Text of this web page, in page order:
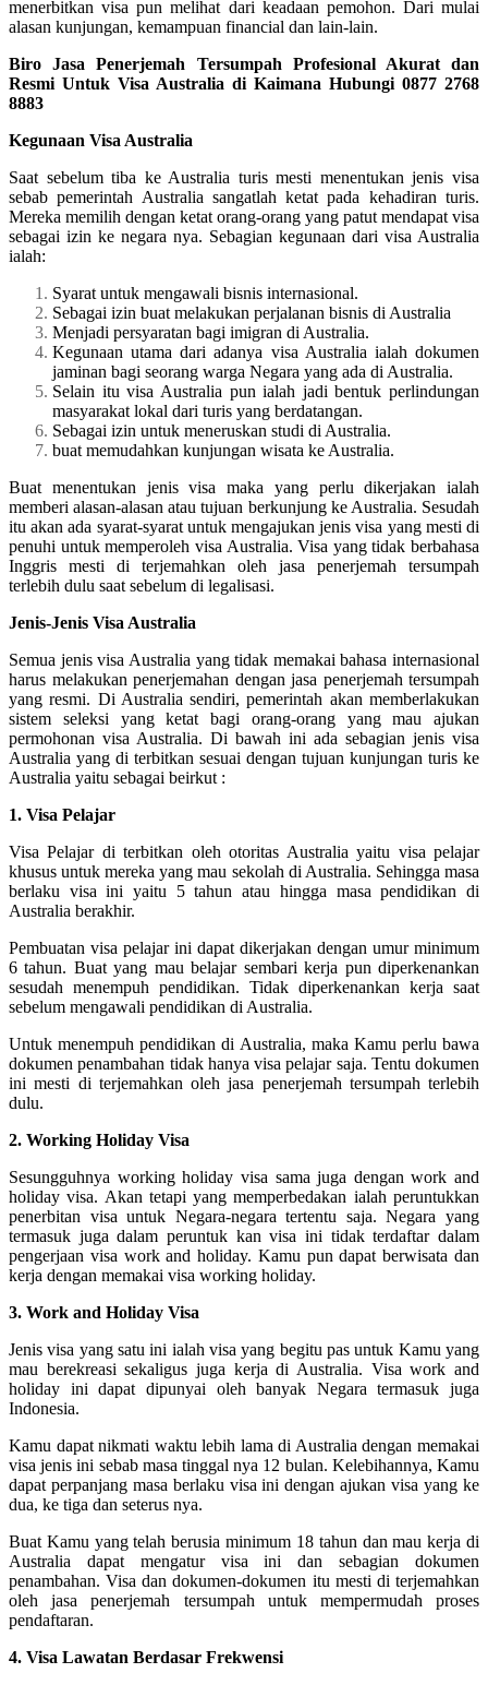
menerbitkan visa pun melihat dari keadaan pemohon. Dari mulai
alasan kunjungan, kemampuan financial dan lain-lain.
Biro Jasa Penerjemah Tersumpah Profesional Akurat dan
Resmi Untuk Visa Australia di Kaimana Hubungi 0877 2768
8883
Kegunaan Visa Australia
Saat sebelum tiba ke Australia turis mesti menentukan jenis visa
sebab pemerintah Australia sangatlah ketat pada kehadiran turis.
Mereka memilih dengan ketat orang-orang yang patut mendapat visa
sebagai izin ke negara nya. Sebagian kegunaan dari visa Australia
ialah:
Syarat untuk mengawali bisnis internasional.
Sebagai izin buat melakukan perjalanan bisnis di Australia
Menjadi persyaratan bagi imigran di Australia.
Kegunaan utama dari adanya visa Australia ialah dokumen
jaminan bagi seorang warga Negara yang ada di Australia.
Selain itu visa Australia pun ialah jadi bentuk perlindungan
masyarakat lokal dari turis yang berdatangan.
Sebagai izin untuk meneruskan studi di Australia.
buat memudahkan kunjungan wisata ke Australia.
Buat menentukan jenis visa maka yang perlu dikerjakan ialah
memberi alasan-alasan atau tujuan berkunjung ke Australia. Sesudah
itu akan ada syarat-syarat untuk mengajukan jenis visa yang mesti di
penuhi untuk memperoleh visa Australia. Visa yang tidak berbahasa
Inggris mesti di terjemahkan oleh jasa penerjemah tersumpah
terlebih dulu saat sebelum di legalisasi.
Jenis-Jenis Visa Australia
Semua jenis visa Australia yang tidak memakai bahasa internasional
harus melakukan penerjemahan dengan jasa penerjemah tersumpah
yang resmi. Di Australia sendiri, pemerintah akan memberlakukan
sistem seleksi yang ketat bagi orang-orang yang mau ajukan
permohonan visa Australia. Di bawah ini ada sebagian jenis visa
Australia yang di terbitkan sesuai dengan tujuan kunjungan turis ke
Australia yaitu sebagai beirkut :
1. Visa Pelajar
Visa Pelajar di terbitkan oleh otoritas Australia yaitu visa pelajar
khusus untuk mereka yang mau sekolah di Australia. Sehingga masa
berlaku visa ini yaitu 5 tahun atau hingga masa pendidikan di
Australia berakhir.
Pembuatan visa pelajar ini dapat dikerjakan dengan umur minimum
6 tahun. Buat yang mau belajar sembari kerja pun diperkenankan
sesudah menempuh pendidikan. Tidak diperkenankan kerja saat
sebelum mengawali pendidikan di Australia.
Untuk menempuh pendidikan di Australia, maka Kamu perlu bawa
dokumen penambahan tidak hanya visa pelajar saja. Tentu dokumen
ini mesti di terjemahkan oleh jasa penerjemah tersumpah terlebih
dulu.
2. Working Holiday Visa
Sesungguhnya working holiday visa sama juga dengan work and
holiday visa. Akan tetapi yang memperbedakan ialah peruntukkan
penerbitan visa untuk Negara-negara tertentu saja. Negara yang
termasuk juga dalam peruntuk kan visa ini tidak terdaftar dalam
pengerjaan visa work and holiday. Kamu pun dapat berwisata dan
kerja dengan memakai visa working holiday.
3. Work and Holiday Visa
Jenis visa yang satu ini ialah visa yang begitu pas untuk Kamu yang
mau berekreasi sekaligus juga kerja di Australia. Visa work and
holiday ini dapat dipunyai oleh banyak Negara termasuk juga
Indonesia.
Kamu dapat nikmati waktu lebih lama di Australia dengan memakai
visa jenis ini sebab masa tinggal nya 12 bulan. Kelebihannya, Kamu
dapat perpanjang masa berlaku visa ini dengan ajukan visa yang ke
dua, ke tiga dan seterus nya.
Buat Kamu yang telah berusia minimum 18 tahun dan mau kerja di
Australia dapat mengatur visa ini dan sebagian dokumen
penambahan. Visa dan dokumen-dokumen itu mesti di terjemahkan
oleh jasa penerjemah tersumpah untuk mempermudah proses
pendaftaran.
4. Visa Lawatan Berdasar Frekwensi